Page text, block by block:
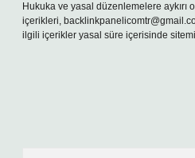
Hukuka ve yasal düzenlemelere
içerikleri,
ilgili içerikler yasal süre içerisinde